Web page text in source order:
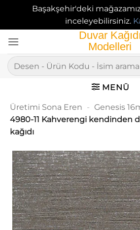
Başakşehir'deki
inceleyebilirsiniz.
atla
Ara:
MENÜ
Üretimi Sona Eren - Genesis
4980-11 Kahverengi kendinden
kağıdı